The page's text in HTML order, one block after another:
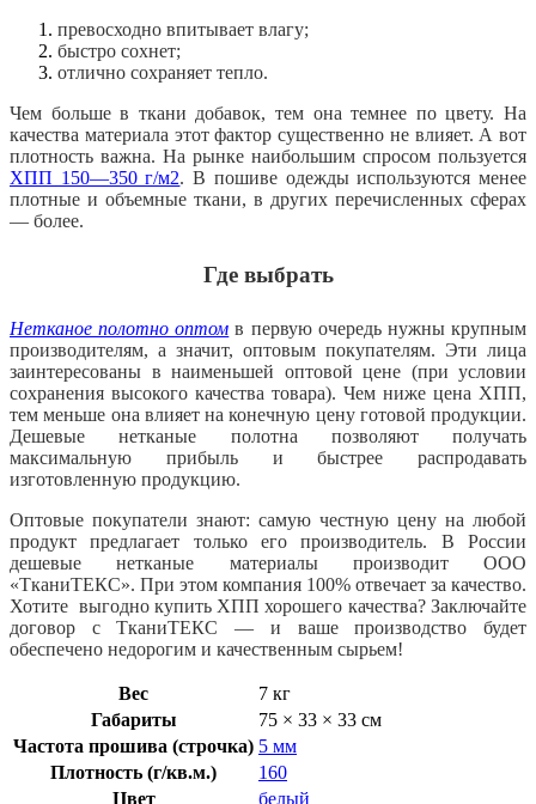
превосходно впитывает влагу;
быстро сохнет;
отлично сохраняет тепло.
Чем больше в ткани добавок, тем она темнее по цвету. На
качества материала этот фактор существенно не влияет. А вот
плотность важна. На рынке наибольшим спросом пользуется
ХПП 150—350 г/м2. В пошиве одежды используются менее
плотные и объемные ткани, в других перечисленных сферах
— более.
Где выбрать
Нетканое полотно оптом в первую очередь нужны крупным
производителям, а значит, оптовым покупателям. Эти лица
заинтересованы в наименьшей оптовой цене (при условии
сохранения высокого качества товара). Чем ниже цена ХПП,
тем меньше она влияет на конечную цену готовой продукции.
Дешевые нетканые полотна позволяют получать
максимальную прибыль и быстрее распродавать
изготовленную продукцию.
Оптовые покупатели знают: самую честную цену на любой
продукт предлагает только его производитель. В России
дешевые нетканые материалы производит ООО
«ТканиТЕКС». При этом компания 100% отвечает за качество.
Хотите выгодно купить ХПП хорошего качества? Заключайте
договор с ТканиТЕКС — и ваше производство будет
обеспечено недорогим и качественным сырьем!
Вес
7 кг
Габариты
75 × 33 × 33 см
Частота прошива (строчка) 5 мм
Плотность (г/кв.м.)
160
Цвет
белый